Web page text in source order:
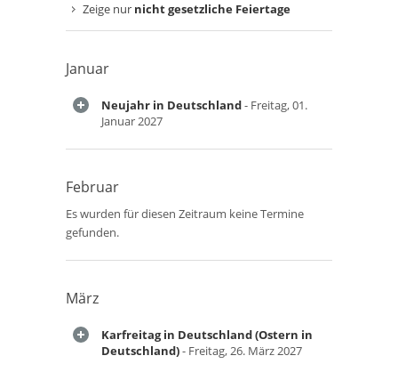
Zeige nur nicht gesetzliche Feiertage
Januar
Neujahr in Deutschland- Freitag, 01.
Januar 2027
Februar
Es wurden für diesen Zeitraum keine Termine
gefunden.
März
Karfreitag in Deutschland (Ostern in
Deutschland)- Freitag, 26. März 2027